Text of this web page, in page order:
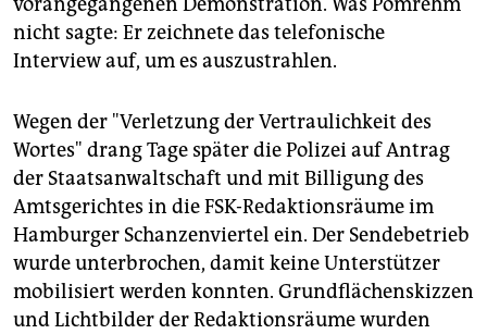
nicht sagte: Er zeichnete das telefonische
Interview auf, um es auszustrahlen.
Wegen der "Verletzung der Vertraulichkeit des
Wortes" drang Tage später die Polizei auf Antrag
der Staatsanwaltschaft und mit Billigung des
Amtsgerichtes in die FSK-Redaktionsräume im
Hamburger Schanzenviertel ein. Der Sendebetrieb
wurde unterbrochen, damit keine Unterstützer
mobilisiert werden konnten. Grundflächenskizzen
und Lichtbilder der Redaktionsräume wurden